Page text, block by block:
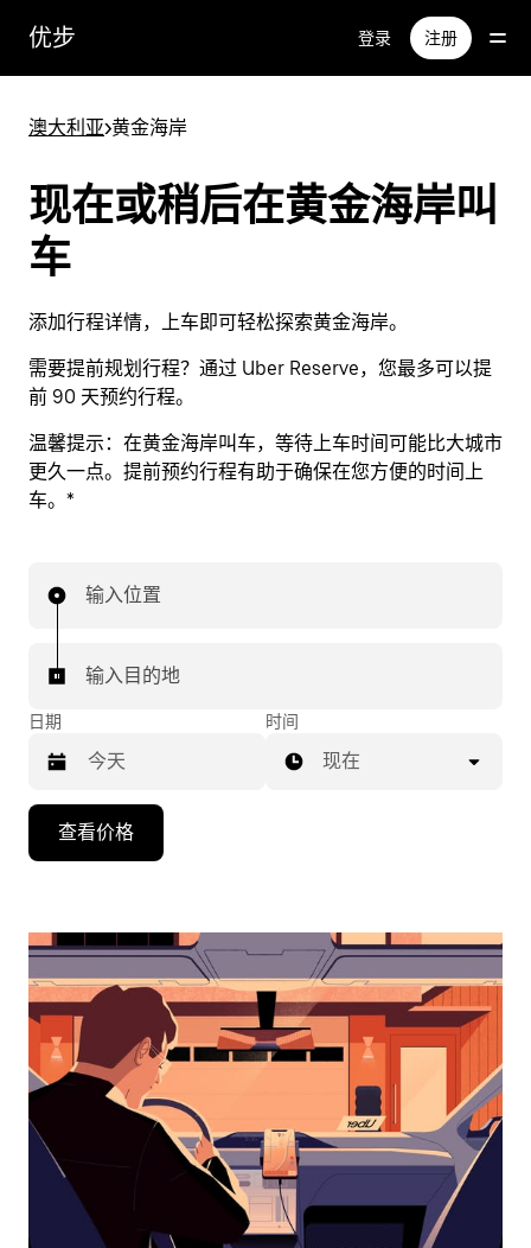
优步 登录 注册
澳大利亚>黄金海岸
现在或稍后在黄金海岸叫
车
添加行程详情，上车即可轻松探索黄金海岸。
需要提前规划行程？通过 Uber Reserve，您最多可以提
前 90 天预约行程。
温馨提示： 在黄金海岸叫车，等待上车时间可能比大城市
更久一点。提前预约行程有助于确保在您方便的时间上
车。*
输入位置
输入目的地
日期
向
头
浏
日
并
时间
现在
查看价格